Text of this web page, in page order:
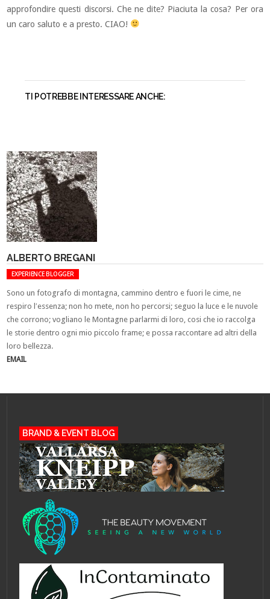
approfondire questi discorsi. Che ne dite? Piaciuta la cosa? Per ora
un caro saluto e a presto. CIAO!
TI POTREBBE INTERESSARE ANCHE:
ALBERTO BREGANI
EXPERIENCE BLOGGER
Sono un fotografo di montagna, cammino dentro e fuori le cime, ne
respiro l′essenza; non ho mete, non ho percorsi; seguo la luce e le nuvole
che corrono; vogliano le Montagne parlarmi di loro, cosi che io raccolga
le storie dentro ogni mio piccolo frame; e possa raccontare ad altri della
loro bellezza.
EMAIL
BRAND & EVENT BLOG